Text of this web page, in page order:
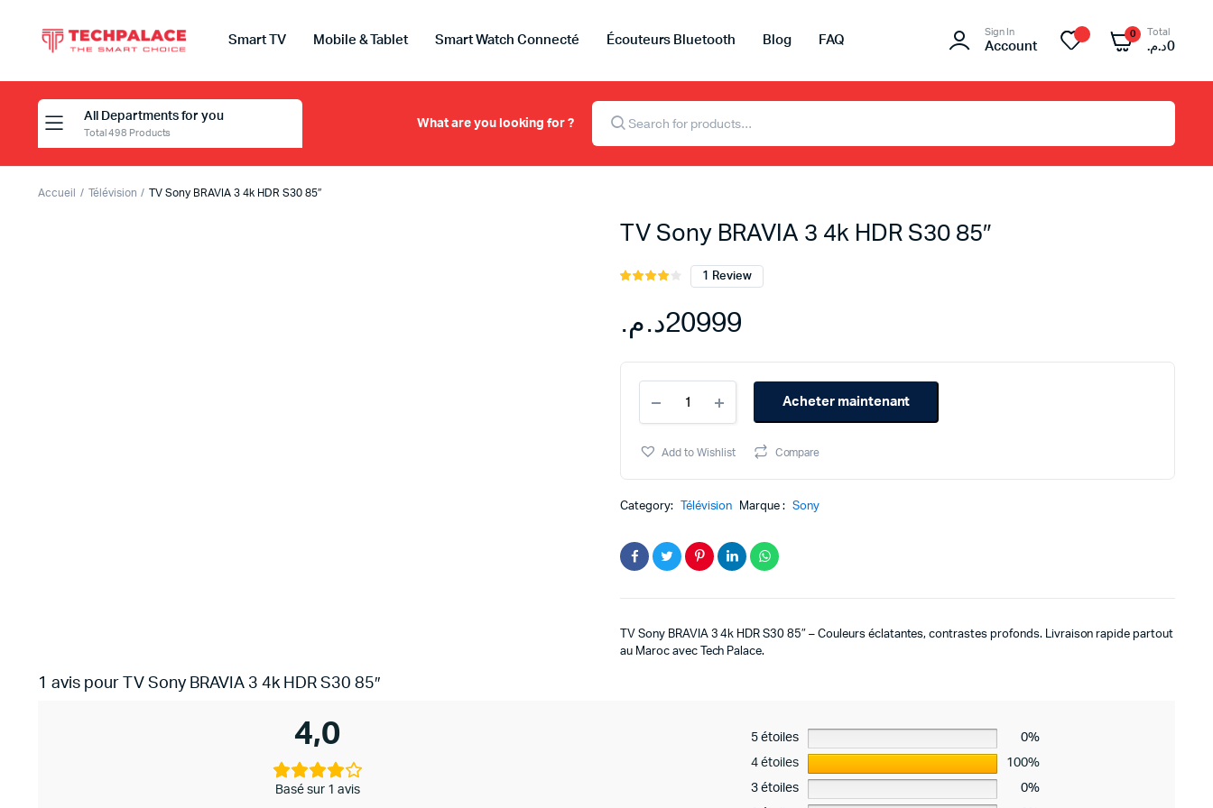
Smart TV Mobile & Tablet Smart Watch Connecté Écouteurs Bluetooth Blog FAQ
Sign In
Account
0 Total
0د.م.
All Departments for you
Total 498 Products
What are you looking for ?
Recherche
Accueil Télévision TV Sony BRAVIA 3 4k HDR S30 85″
TV Sony BRAVIA 3 4k HDR S30 85″
Noté
sur
client
1 Review
20999د.م.
Sony
BRAVIA
4k
85"
Acheter maintenant
Add to Wishlist Compare
Category: Télévision Marque : Sony
TV Sony BRAVIA 3 4k HDR S30 85″ – Couleurs éclatantes, contrastes profonds. Livraison rapide partout
au Maroc avec Tech Palace.
1 avis pour TV Sony BRAVIA 3 4k HDR S30 85″
4,0
Basé sur 1 avis
5 étoiles
0%
4 étoiles
100%
3 étoiles
0%